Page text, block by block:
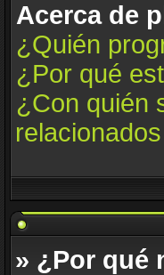
Acerca de
¿Quién
¿Por qué
¿Con quién
» ¿Por qué